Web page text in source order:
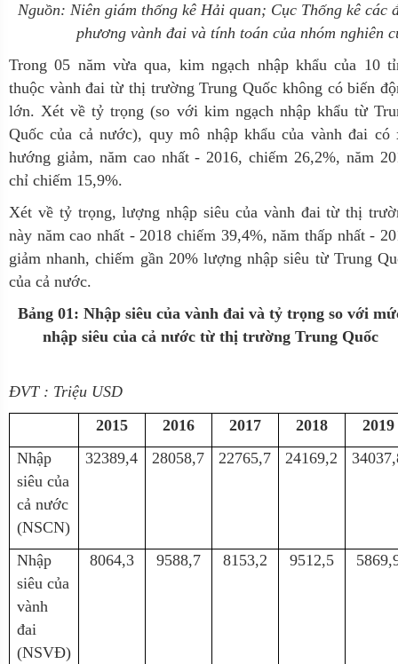
Nguồn: Niên giám thống kê Hải quan; Cục Thống kê các
phương vành đai và tính toán của nhóm nghiên
Trong 05 năm vừa qua, kim ngạch nhập khẩu của 10
thuộc vành đai từ thị trường Trung Quốc không có biến
lớn. Xét về tỷ trọng (so với kim ngạch nhập khẩu từ
Quốc của cả nước), quy mô nhập khẩu của vành đai có
hướng giảm, năm cao nhất - 2016, chiếm 26,2%, năm
chỉ chiếm 15,9%.
Xét về tỷ trọng, lượng nhập siêu của vành đai từ thị
này năm cao nhất - 2018 chiếm 39,4%, năm thấp nhất -
giảm nhanh, chiếm gần 20% lượng nhập siêu từ Trung
của cả nước.
Bảng 01: Nhập siêu của vành đai và tỷ trọng so với
nhập siêu của cả nước từ thị trường Trung Quốc
ĐVT : Triệu USD
2015
2016 2017 2018
2019
Nhập
siêu của
cả nước
(NSCN)
32389,4 28058,7 22765,7 24169,2
Nhập
siêu của
vành
đai
(NSVĐ)
8064,3 9588,7 8153,2 9512,5